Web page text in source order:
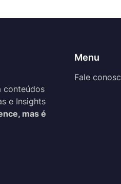
conteúdos
e Insights
mas é
Menu
Fale